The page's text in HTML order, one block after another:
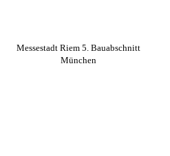
Messestadt Riem 5. Bauabschnitt
München